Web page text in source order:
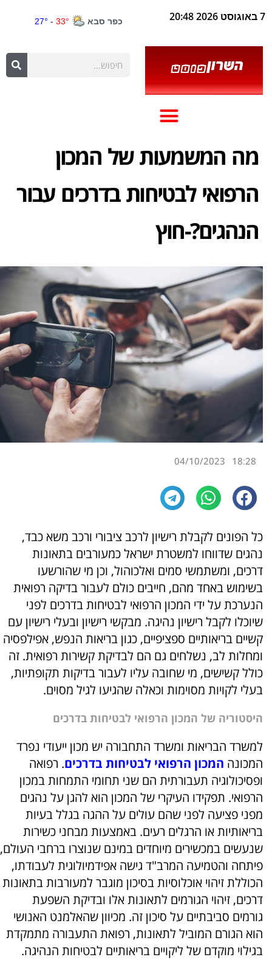
7 באוגוסט 2026 20:48
מה המשמעות של המכון
הרפואי לבטיחות בדרכים עבור
הנהגים?-חוץ
18:28
04/10/2023
כל הפונים לקבלת רישיון לרכב ציבורי ורכב משא כבד,
נהגים שדווחו למשטרת ישראל כמעורבים בתאונות
דרכים, ומשתמשי סמים ואלכוהול, וכן מי שהורשעו
בשימוש באחד מהם, חייבים כולם לעבור בדיקה רפואית
הנערכת על ידי המכון הרפואי לבטיחות בדרכים לפני
שיוכלו לקבל רישיון נהיגה. מבקשי רישיון ובעלי רישיון עם
קשיים בריאותיים ספציפיים, כגון בריאות הנפש, אפילפסיה
ומחלות לב, נשלחים גם הם לבדיקת קשירות רפואית. זה
כולל קשישים, מי שחובה עליו לעבור בדיקות תקופתיות,
בעלי לקויות מסוימות וכאלה שהגיעו לגיל מסוים.
היסטוריה של המכון הרפואי לבטיחות בדרכים
למשרד הבריאות ומשרד התחבורה יש מכון ייעודי נפרד
המכונה המכון הרפואי לבטיחות בדרכים. רפואה
ופסיכולוגיה תעבורתית הם שני תחומי התמחות במכון
הרפואי. תפקידו העיקרי של המכון הוא להגן על נהגים
מפני פציעה לפני שהם עולים על ההגה בגלל בעיות
בריאותיות או הרגלים רעים. באמצעות מבחני כשירות
שנעשים במכשירים מיוחדים במינם שנוצרו ברחבי העולם,
פיתחה והטמיעה המרב"ד גישה אפידמיולוגית לעבודתו,
הכוללת זיהוי אוכלוסיות בסיכון מוגבר למעורבות בתאונות
דרכים, זיהוי הגורמים לתאונות אלו ובדיקת השפעת
גורמים סביבתיים על סיכון זה. מכיוון שהאלמנט האנושי
הוא הגורם המוביל לתאונות, רפואת התעבורה מתמקדת
בגילוי מוקדם של ליקויים בריאותיים לבטיחות הנהיגה.